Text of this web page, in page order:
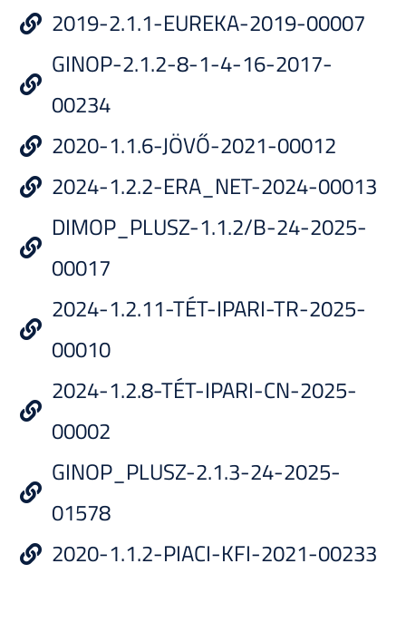
2019-2.1.1-EUREKA-2019-00007
GINOP-2.1.2-8-1-4-16-2017-
00234
2020-1.1.6-JÖVŐ-2021-00012
2024-1.2.2-ERA_NET-2024-00013
DIMOP_PLUSZ-1.1.2/B-24-2025-
00017
2024-1.2.11-TÉT-IPARI-TR-2025-
00010
2024-1.2.8-TÉT-IPARI-CN-2025-
00002
GINOP_PLUSZ-2.1.3-24-2025-
01578
2020-1.1.2-PIACI-KFI-2021-00233